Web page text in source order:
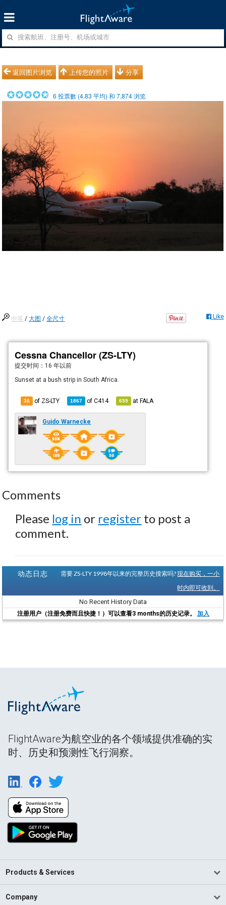
返回图片浏览 上传您的照片 分享
6 投票數 (4.83 平均) 和7,874浏览
中等 /大图 /全尺寸 Like
Cessna Chancellor (ZS-LTY)
提交时间： 16 年以前
Sunset at a bush strip in South Africa.
36 of ZS-LTY 1867 ofC414 659 atFALA
Guido Warnecke
Comments
Please log in or register to post a
comment.
动态日志 需要 ZS-LTY 1998年以来的完整历史搜索吗?现在购买，一小
时内即可收到。
No Recent History Data
注册用户（注册免费而且快捷！）可以查看3 months的历史记录。 加入
FlightAware为航空业的各个领域提供准确的实
时、历史和预测性飞行洞察。
Products & Services
Company